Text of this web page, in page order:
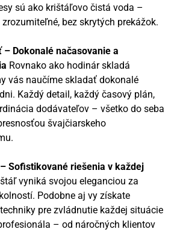
sú ako krištáľovo čistá voda –
zrozumiteľné, bez skrytých prekážok.
– Dokonalé načasovanie a
Rovnako ako hodinár skladá
vás naučíme skladať dokonalé
Každý detail, každý časový plán,
dodávateľov – všetko do seba
švajčiarskeho
Sofistikované riešenia v každej
vyniká svojou eleganciou za
Podobne aj vy získate
pre zvládnutie každej situácie
– od náročných klientov